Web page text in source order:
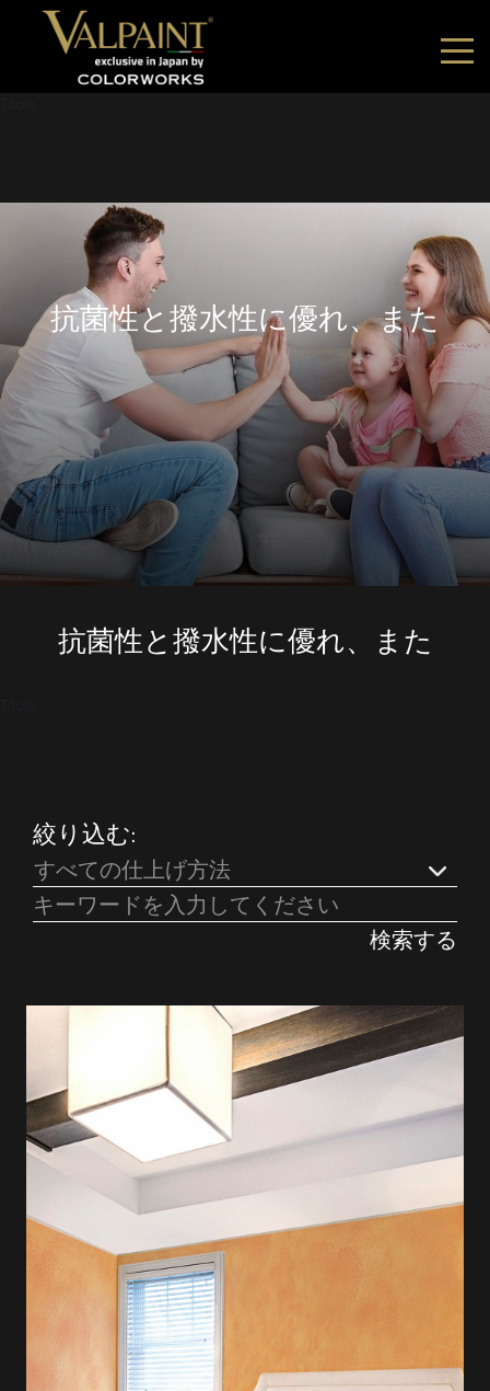
抗菌性と撥水性に優れ、また
抗菌性と撥水性に優れ、また
絞り込む:
すべての仕上げ方法
検索する